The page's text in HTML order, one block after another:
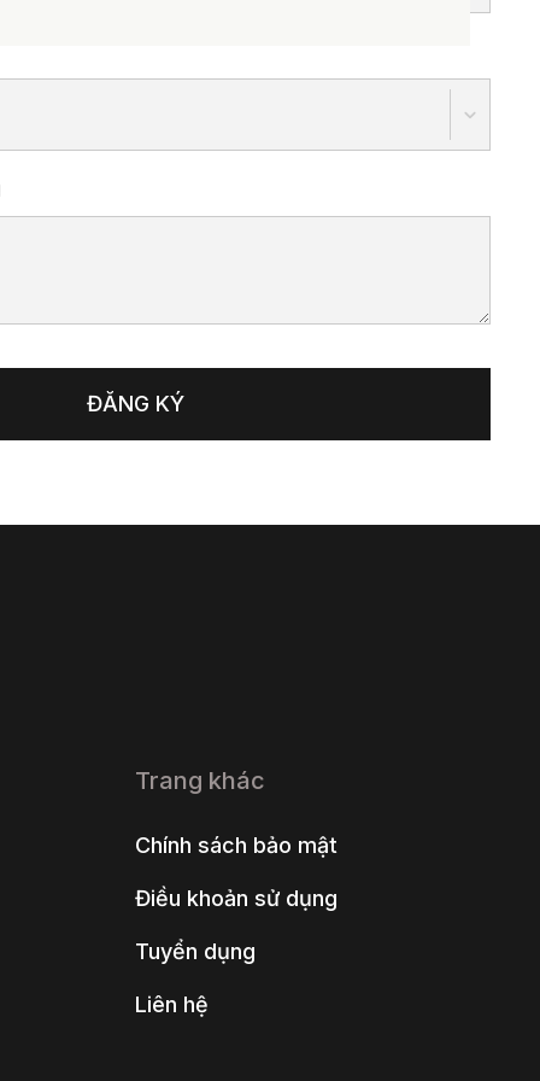
ĐĂNG KÝ
Trang khác
Chính sách bảo mật
Điều khoản sử dụng
Tuyển dụng
Liên hệ